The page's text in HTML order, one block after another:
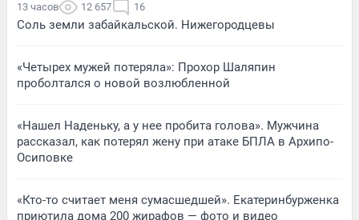
13 часов 12 657 16
Соль земли забайкальской. Нижегородцевы
«Четырех мужей потеряла»: Прохор Шаляпин
проболтался о новой возлюбленной
«Нашел Наденьку, а у нее пробита голова». Мужчина
рассказал, как потерял жену при атаке БПЛА в Архипо-
Осиповке
«Кто-то считает меня сумасшедшей». Екатеринбурженка
приютила дома 200 жирафов — фото и видео